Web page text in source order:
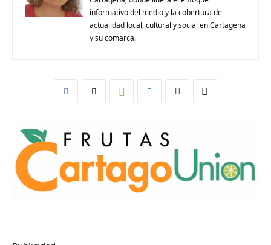
informativo del medio y la cobertura de
actualidad local, cultural y social en Cartagena
y su comarca.